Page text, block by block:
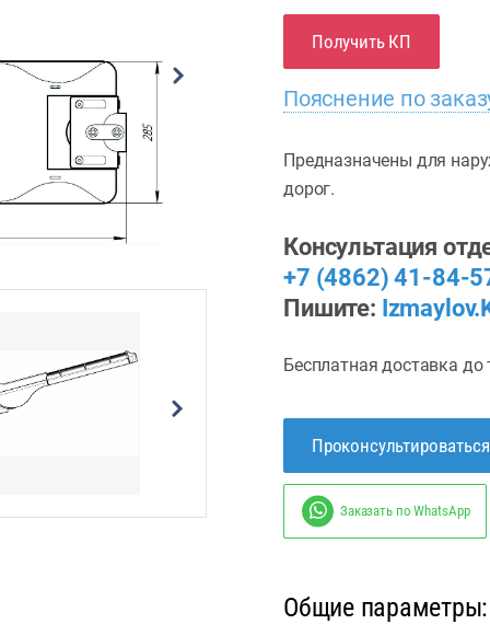
Получить КП
Пояснение по
Предназначены для
дорог.
Консультация
+7 (4862) 41-84-
Пишите:
Бесплатная доставка
Проконсультироваться
Заказать по WhatsApp
Общие параметры: